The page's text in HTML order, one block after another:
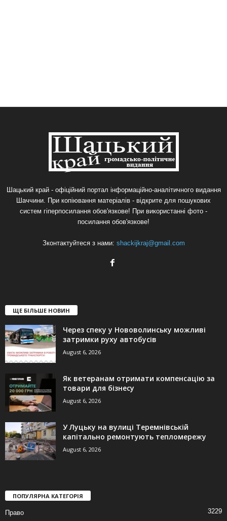
Шацький край - офіційний портал інформаційно-аналітичного видання
Шаччини. При копіювання матеріалів - відкрите для пошукових
систем гіперпосилання обов'язкове! При використанні фото -
посилання обов'язкове!
Зконтактуйтеся з нами: shackijkraj@gmail.com
ЩЕ БІЛЬШЕ НОВИН
Через спеку у Нововолинську можливі
затримки руху автобусів
August 6, 2026
Як ветеранам отримати компенсацію за
товари для бізнесу
August 6, 2026
У Луцьку на вулиці Теремнівській
капітально ремонтують тепломережу
August 6, 2026
ПОПУЛЯРНА КАТЕГОРІЯ
Право 3229